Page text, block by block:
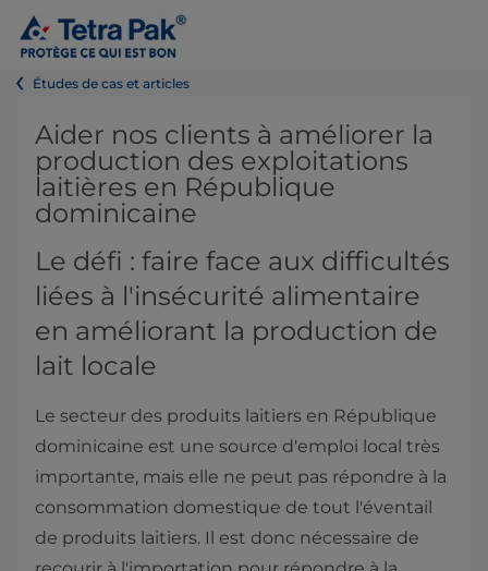
Études de cas et articles
Aider nos clients à améliorer la
production des exploitations
laitières en République
dominicaine
Le défi : faire face aux difficultés
liées à l'insécurité alimentaire
en améliorant la production de
lait locale
Le secteur des produits laitiers en République
dominicaine est une source d'emploi local très
importante, mais elle ne peut pas répondre à la
consommation domestique de tout l'éventail
de produits laitiers. Il est donc nécessaire de